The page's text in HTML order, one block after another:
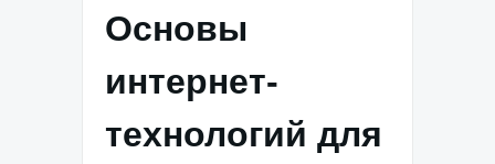
Основы
интернет-
технологий для